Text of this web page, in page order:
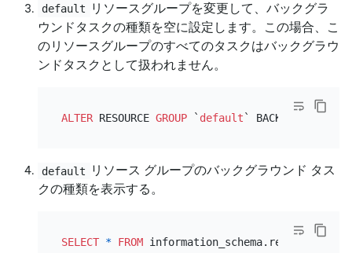
default
リソースグループを変更して、バックグラ
ウンドタスクの種類を空に設定します。この場合、こ
のリソースグループのすべてのタスクはバックグラウ
ンドタスクとして扱われません。
ALTER RESOURCE GROUP ` default ` BACKGROUND
default
リソース グループのバックグラウンド タス
クの種類を表示する。
SELECT * FROM